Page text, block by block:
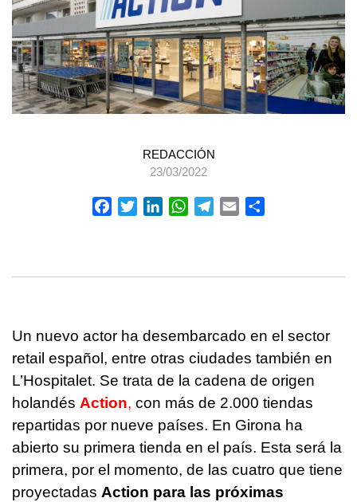
REDACCIÓN
23/03/2022
FacebookTwitterLinkedInWhatsApp
Telegram
Email
Un nuevo actor ha desembarcado en el sector
retail español, entre otras ciudades también en
L’Hospitalet. Se trata de la cadena de origen
holandés Action, con más de 2.000 tiendas
repartidas por nueve países. En Girona ha
abierto su primera tienda en el país. Esta será la
primera, por el momento, de las cuatro que tiene
proyectadas Action para las próximas